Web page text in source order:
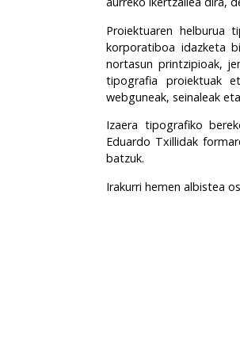
Proiektuaren helburua
korporatiboa idazketa
nortasun printzipioak,
tipografia proiektuak
webguneak, seinaleak
Izaera tipografiko
Eduardo Txillidak
batzuk.
Irakurri hemen albistea